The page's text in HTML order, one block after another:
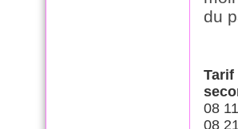
du
Tarif
08
08